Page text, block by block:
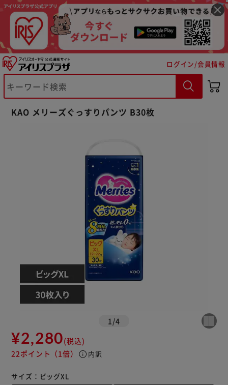
ログイン/会員情報
KAO メリーズぐっすりパンツ B30枚
1 /4
¥2,280(税込)
22ポイント （1倍） info 内訳
サイズ： ビッグXL
※ご確認ください